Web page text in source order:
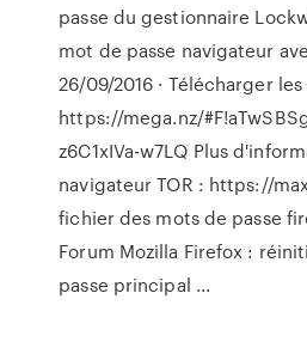
passe du gestionnaire
mot de passe navigateur
26/09/2016 · Télécharger
https://mega.nz/
z6C1xIVa-w7LQ Plus
navigateur TOR : https://
fichier des mots de passe
Forum Mozilla Firefox :
passe principal ...